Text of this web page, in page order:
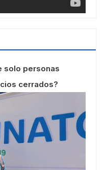
solo personas
cerrados?